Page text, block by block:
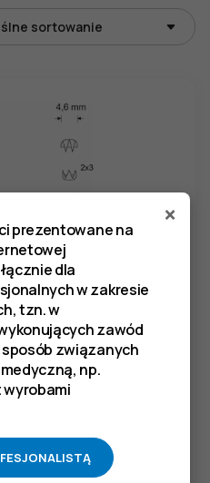
dł. 250 mm,
×
prezentowane na
dla
w zakresie
tzn. w
zawód
związanych
np.